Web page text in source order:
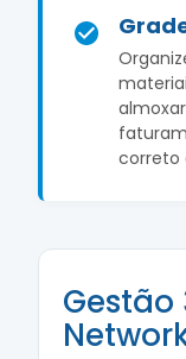
correto
Gestão